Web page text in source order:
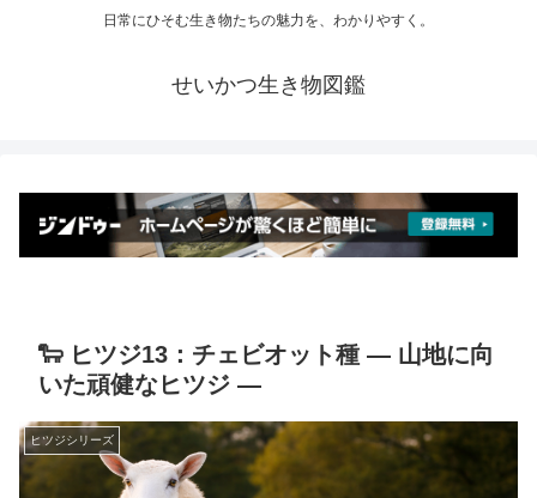
日常にひそむ生き物たちの魅力を、わかりやすく。
せいかつ生き物図鑑
🐑 ヒツジ13：チェビオット種 ― 山地に向
いた頑健なヒツジ ―
ヒツジシリーズ